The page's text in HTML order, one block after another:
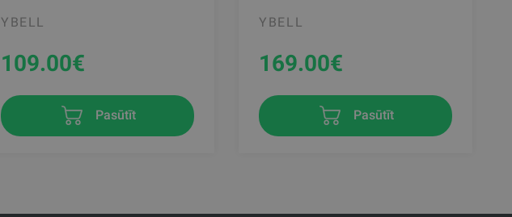
YBELL
109.00€
Pasūtīt
YBELL
169.00€
Pasūtīt